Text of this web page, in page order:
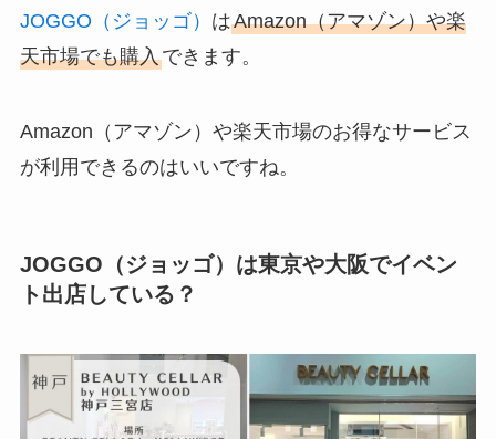
JOGGO（ジョッゴ） はAmazon（アマゾン）や楽
天市場でも購入できます。
Amazon（アマゾン）や楽天市場のお得なサービス
が利用できるのはいいですね。
JOGGO（ジョッゴ）は東京や大阪でイベン
ト出店している？